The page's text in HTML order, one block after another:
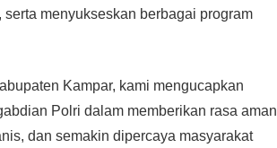
menyukseskan berbagai program
Kampar, kami mengucapkan
Polri dalam memberikan rasa aman
dan semakin dipercaya masyarakat